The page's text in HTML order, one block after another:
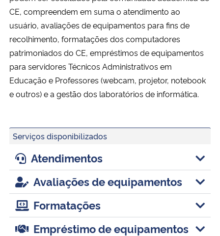
Ministério da Cidadania
Ministério de Minas e Energia
Ministério da Ciência, Tecnologia, Inovações e Comunicações
Ministério do Turismo
Ministério do Desenvolvimento Regional
Controladoria-Geral da União
Ministério da Mulher, da Família e dos Direitos Humanos
CE, compreendem em suma o atendimento ao
usuário, avaliações de equipamentos para fins de
recolhimento, formatações dos computadores
patrimoniados do CE, empréstimos de equipamentos
para servidores Técnicos Administrativos em
Educação e Professores (webcam, projetor, notebook
e outros) e a gestão dos laboratórios de informática.
Serviços disponibilizados
Atendimentos
Avaliações de equipamentos
Formatações
Empréstimo de equipamentos